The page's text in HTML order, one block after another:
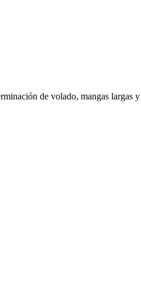
de volado, mangas largas